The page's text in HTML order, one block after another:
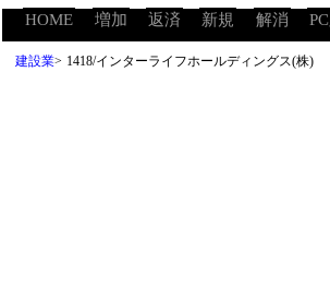
HOME 増加 返済 新規 解消
建設業> 1418/インターライフホールディングス(株)